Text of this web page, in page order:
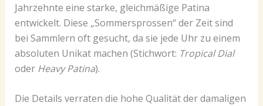
Jahrzehnte eine starke, gleichmäßige Patina
entwickelt. Diese „Sommersprossen“ der Zeit sind
bei Sammlern oft gesucht, da sie jede Uhr zu einem
absoluten Unikat machen (Stichwort: Tropical Dial
oder Heavy Patina).
Die Details verraten die hohe Qualität der damaligen